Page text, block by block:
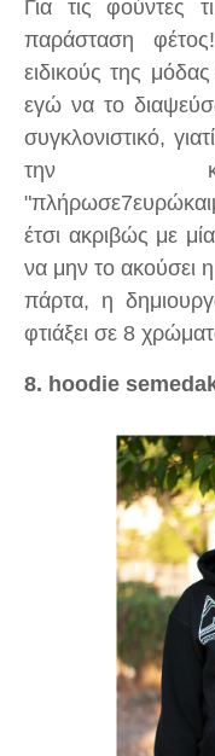
Για τις φούντες
παράσταση
ειδικούς της
εγώ να το
συγκλονιστικό,
την
έτσι ακριβώς με
να μην το ακούσει
πάρτα, η
φτιάξει σε 8
8. hoodie